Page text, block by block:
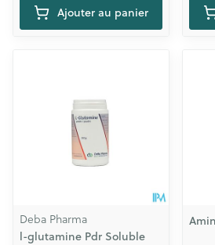
Ajouter au panier
Deba Pharma
l-glutamine Pdr Soluble